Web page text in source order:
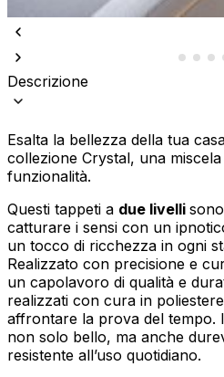
Descrizione
Esalta la bellezza della tua
collezione Crystal, una
funzionalità.
Questi tappeti a due livelli
catturare i sensi con un
un tocco di ricchezza in ogni
Realizzato con precisione e
un capolavoro di qualità e
realizzati con cura in
affrontare la prova del tempo.
non solo bello, ma anche
resistente all’uso quotidiano.